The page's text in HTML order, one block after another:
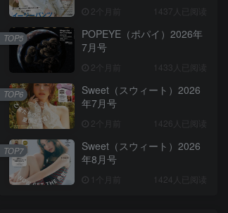
2个月前 1437人已阅读
POPEYE（ポパイ）2026年
7月号
2个月前 1433人已阅读
TOP5
Sweet（スウィート）2026
年7月号
2个月前 1426人已阅读
TOP6
Sweet（スウィート）2026
年8月号
1个月前 1424人已阅读
TOP7